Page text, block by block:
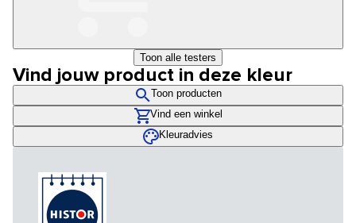
Toon alle testers
Vind jouw product in deze kleur
Toon producten
Vind een winkel
Kleuradvies